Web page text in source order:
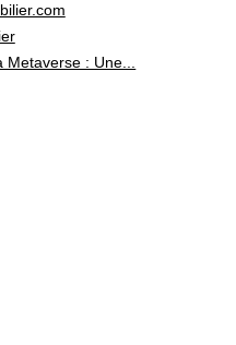
Metaverse : Une...